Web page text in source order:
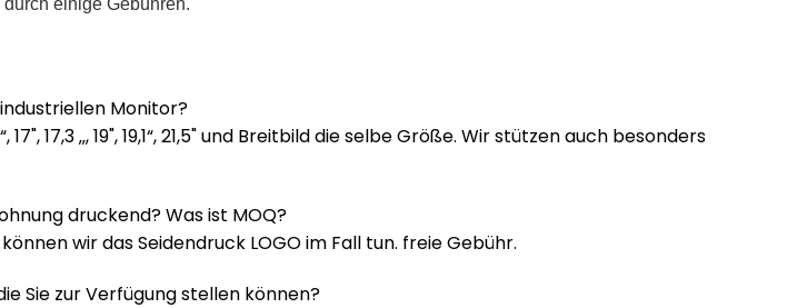
einige Gebühren.
Monitor?
17", 17,3 ‚‚, 19", 19,1“, 21,5" und Breitbild die selbe Größe. Wir stützen auch besonders
druckend? Was ist MOQ?
wir das Seidendruck LOGO im Fall tun. freie Gebühr.
Sie zur Verfügung stellen können?